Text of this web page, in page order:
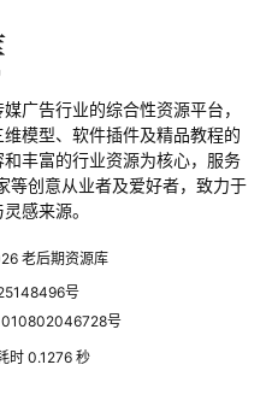
广告行业的综合性资源平台，
模型、软件插件及精品教程的
丰富的行业资源为核心，服务
等创意从业者及爱好者，致力于
感来源。
老后期资源库
号
号
时 0.1276 秒